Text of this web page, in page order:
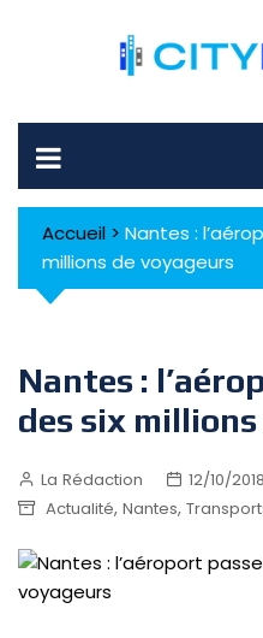
Accueil > Nantes :
millions de voyageurs
Nantes :
des six
La Rédaction
12/10/2018
Actualité, Nantes,